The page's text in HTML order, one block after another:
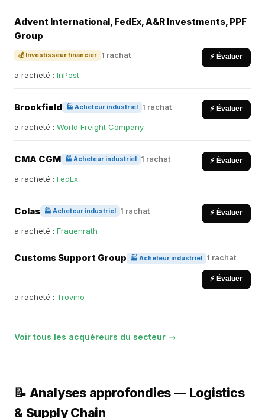
Advent International, FedEx, A&R Investments, PPF
Group
💰 Investisseur financier 1 rachat ⚡ Évaluer
a racheté : InPost
Brookfield 🏭 Acheteur industriel 1 rachat ⚡ Évaluer
a racheté : World Freight Company
CMA CGM 🏭 Acheteur industriel 1 rachat ⚡ Évaluer
a racheté : FedEx
Colas 🏭 Acheteur industriel 1 rachat ⚡ Évaluer
a racheté : Frauenrath
Customs Support Group 🏭 Acheteur industriel 1 rachat
⚡ Évaluer
a racheté : Trovino
Voir tous les acquéreurs du secteur →
📝 Analyses approfondies — Logistics
& Supply Chain